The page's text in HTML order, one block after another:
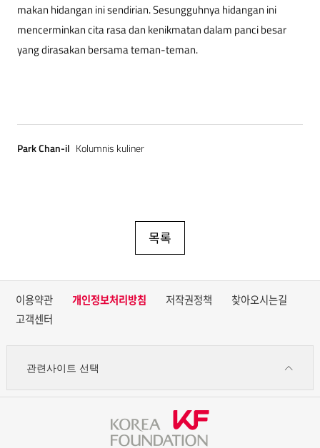
makan hidangan ini sendirian. Sesungguhnya hidangan ini
mencerminkan cita rasa dan kenikmatan dalam panci besar
yang dirasakan bersama teman-teman.
Park Chan-il Kolumnis kuliner
목록
이용약관 개인정보처리방침 저작권정책
찾아오시는길
고객센터
관련사이트 선택